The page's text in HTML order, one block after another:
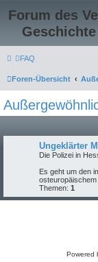
Forum des
FAQ
Foren-Übersicht
Ungeklärter
Die Polizei in
Es geht um den
osteuropäischem
Themen: 1
Powered